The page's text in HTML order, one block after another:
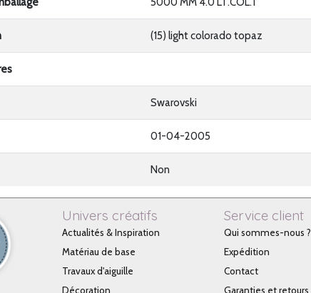
(15) light colorado topaz
Swarovski
01-04-2005
Non
Univers créatifs
Actualités & Inspiration
Matériau de base
Travaux d'aiguille
Décoration
Service client
Qui sommes-nous ?
Expédition
Contact
Garanties et retours